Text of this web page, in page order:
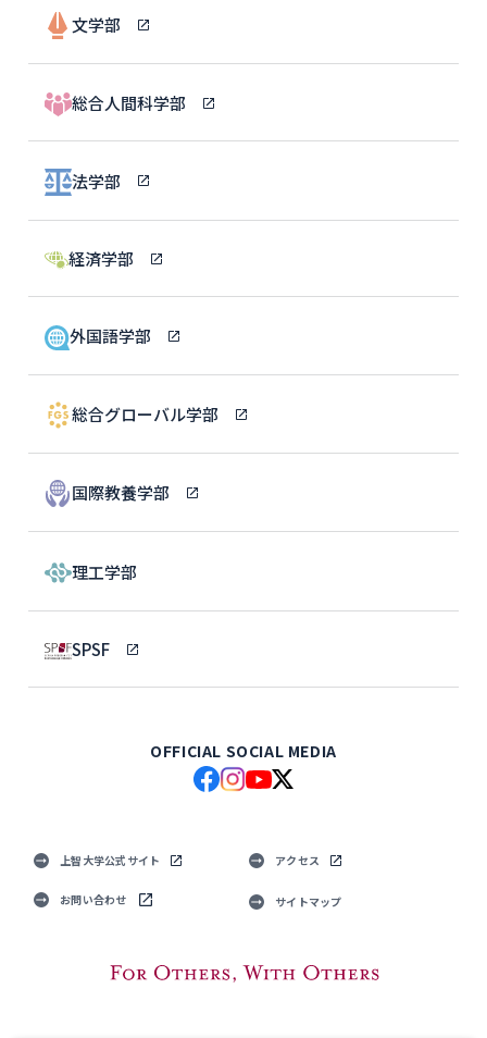
文学部
総合人間科学部
法学部
経済学部
外国語学部
総合グローバル学部
国際教養学部
理工学部
SPSF
OFFICIAL SOCIAL MEDIA
上智大学公式サイト アクセス
お問い合わせ サイトマップ